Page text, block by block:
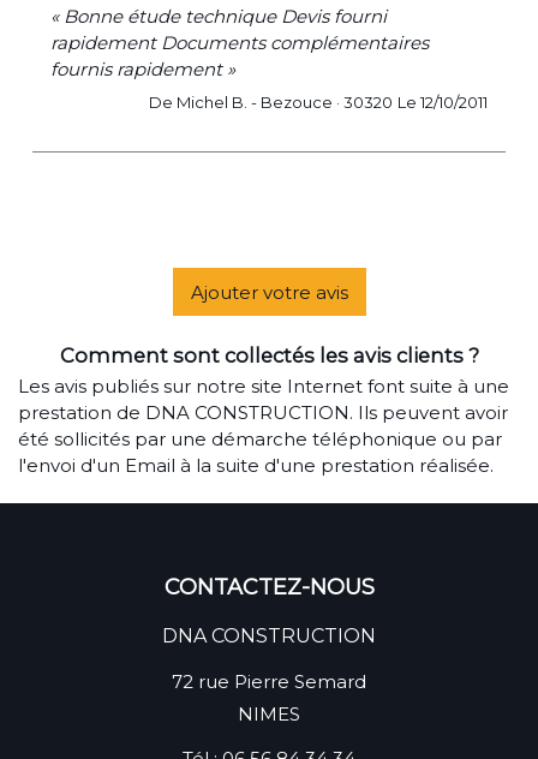
« Bonne étude technique Devis fourni
rapidement Documents complémentaires
fournis rapidement »
De Michel B. - Bezouce · 30320 Le 12/10/2011
Ajouter votre avis
Comment sont collectés les avis clients ?
Les avis publiés sur notre site Internet font suite à une
prestation de DNA CONSTRUCTION. Ils peuvent avoir
été sollicités par une démarche téléphonique ou par
l'envoi d'un Email à la suite d'une prestation réalisée.
CONTACTEZ-NOUS
DNA CONSTRUCTION
72 rue Pierre Semard
NIMES